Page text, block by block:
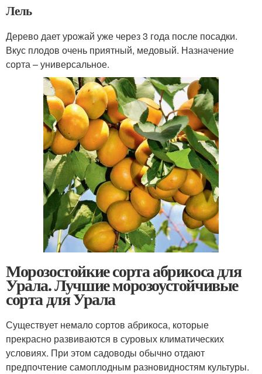
Лель
Дерево дает урожай уже через 3 года после посадки.
Вкус плодов очень приятный, медовый. Назначение
сорта – универсальное.
Морозостойкие сорта абрикоса для
Урала. Лучшие морозоустойчивые
сорта для Урала
Существует немало сортов абрикоса, которые
прекрасно развиваются в суровых климатических
условиях. При этом садоводы обычно отдают
предпочтение самоплодным разновидностям культуры.